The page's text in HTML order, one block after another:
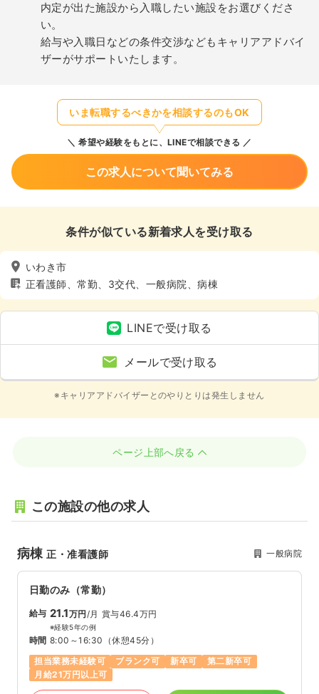
内定が出た施設から入職したい施設をお選びくださ
い。
給与や入職日などの条件交渉などもキャリアアドバイ
ザーがサポートいたします。
いま転職するべきかを相談するのもOK
希望や経験をもとに、LINEで相談できる
この求人について聞いてみる
条件が似ている新着求人を受け取る
いわき市
正看護師、常勤、3交代、一般病院、病棟
LINEで受け取る
メールで受け取る
※キャリアアドバイザーとのやりとりは発生しません
ページ上部へ戻る
この施設の他の求人
病棟正・准看護師 一般病院
日勤のみ（常勤）
給与 21.1万円/月 賞与46.4万円
※経験5年の例
時間 8:00～16:30 （休憩45分）
担当業務未経験可
ブランク可 新卒可
第二新卒可
月給21万円以上可